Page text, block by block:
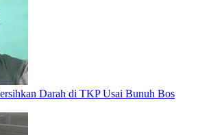
Darah di TKP Usai Bunuh Bos